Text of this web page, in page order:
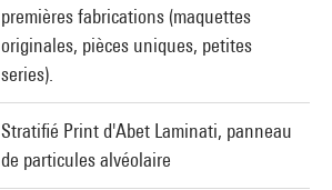
premières fabrications (maquettes
originales, pièces uniques, petites
series).
Stratifié Print d'Abet Laminati, panneau
de particules alvéolaire